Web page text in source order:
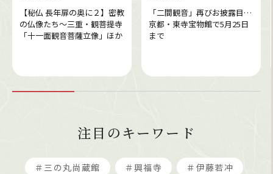
【秘仏 長年扉の奥に２】密教
の仏像たち～三重・観菩提寺
「十一面観音菩薩立像」ほか
「二間観音」再びお披露目…
京都・東寺宝物館で5月25日
まで
注目のキーワード
＃三の丸尚蔵館 ＃興福寺 ＃伊藤若冲